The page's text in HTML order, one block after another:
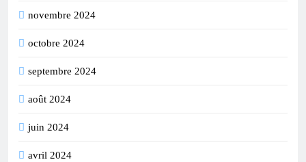
novembre 2024
octobre 2024
septembre 2024
août 2024
juin 2024
avril 2024